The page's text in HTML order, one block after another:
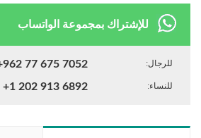
للإشتراك بمجموعة الواتساب
للرجال: 77 675 7052
للنساء: +1 202 913 6892